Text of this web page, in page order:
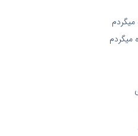
میگردم
میگردم